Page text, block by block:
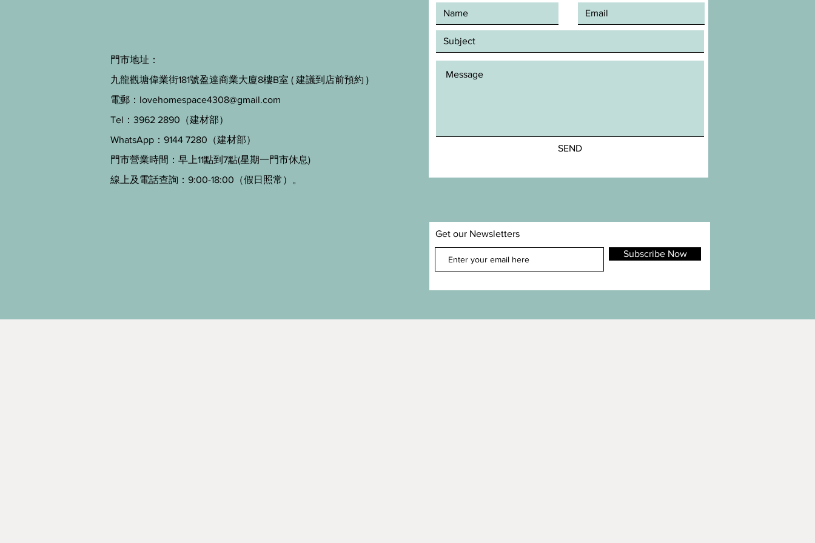
門市地址：
九龍觀塘偉業街181號盈達商業大廈8樓B室 ( 建議到店前預約 )
電郵： lovehomespace4308@gmail.com
Tel：3962 2890（建材部）
WhatsApp：9144 7280（建材部）
門市營業時間：早上11點到7點(星期一門市休息)
線上及電話查詢：9:00-18:00（假日照常）。
SEND
Get our Newsletters
Subscribe Now